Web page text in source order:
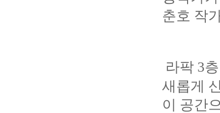
춘호 작
라팍 3
새롭게
이 공간